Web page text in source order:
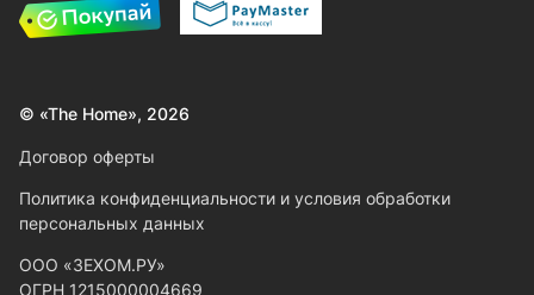
© «The Home», 2026
Договор оферты
Политика конфиденциальности и условия обработки
персональных данных
ООО «ЗЕХОМ.РУ»
ОГРН 1215000004669